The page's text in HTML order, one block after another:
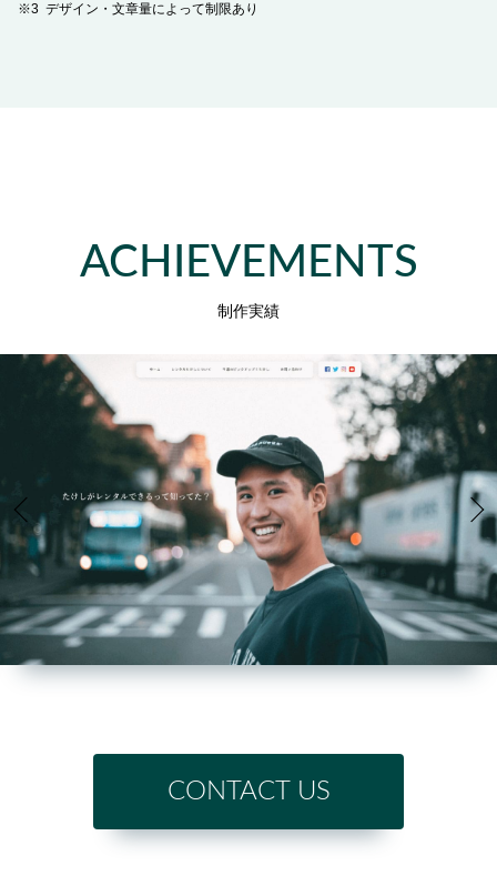
デザイン・文章量によって制限あり
ACHIEVEMENTS
制作実績
CONTACT US